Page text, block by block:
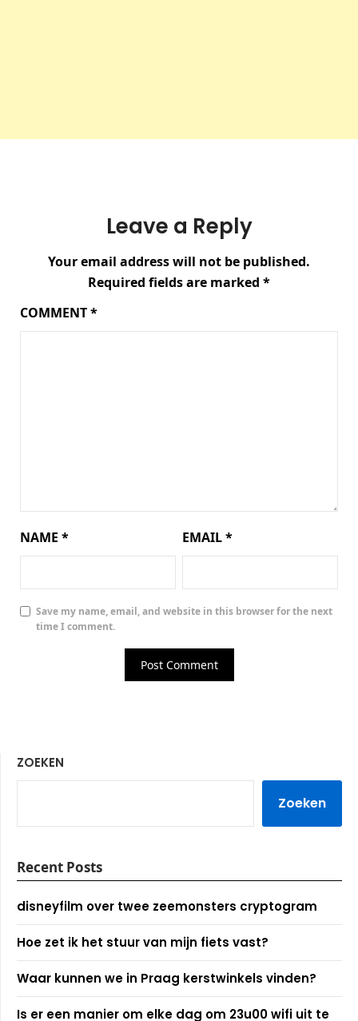
Leave a Reply
Your email address will not be published.
Required fields are marked *
COMMENT*
NAME * EMAIL*
Save my name, email, and website in this browser for the next
time I comment.
ZOEKEN
Zoeken
Recent Posts
disneyfilm over twee zeemonsters cryptogram
Hoe zet ik het stuur van mijn fiets vast?
Waar kunnen we in Praag kerstwinkels vinden?
Is er een manier om elke dag om 23u00 wifi uit te